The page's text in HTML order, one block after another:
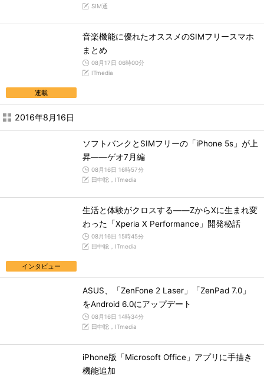
SIM通
連載
音楽機能に優れたオススメのSIMフリースマホ
まとめ
08月17日 06時00分
ITmedia
2016年8月16日
ソフトバンクとSIMフリーの「iPhone 5s」が上
昇――ゲオ7月編
08月16日 16時57分
田中聡，ITmedia
インタビュー
生活と体験がクロスする――ZからXに生まれ変
わった「Xperia X Performance」開発秘話
08月16日 15時45分
田中聡，ITmedia
ASUS、「ZenFone 2 Laser」「ZenPad 7.0」
をAndroid 6.0にアップデート
08月16日 14時34分
田中聡，ITmedia
iPhone版「Microsoft Office」アプリに手描き
機能追加